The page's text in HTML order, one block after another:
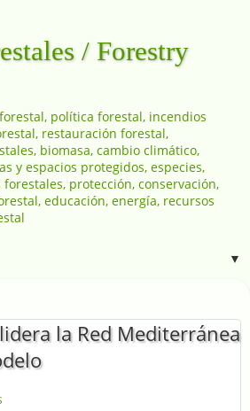
/ Forestry
política forestal, incendios
restauración forestal,
biomasa, cambio climático,
y espacios protegidos, especies,
protección, conservación,
educación, energía, recursos
▼
la Red Mediterránea